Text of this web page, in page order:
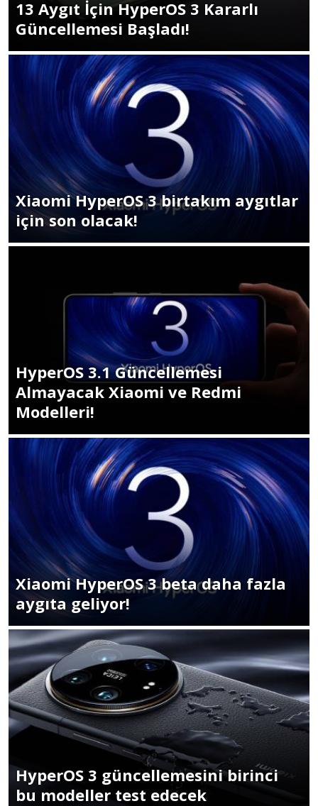
13 Aygıt İçin HyperOS 3 Kararlı
Güncellemesi Başladı!
Xiaomi HyperOS 3 birtakım aygıtlar
için son olacak!
HyperOS 3.1 Güncellemesi
Almayacak Xiaomi ve Redmi
Modelleri!
Xiaomi HyperOS 3 beta daha fazla
aygıta geliyor!
HyperOS 3 güncellemesini birinci
bu modeller test edecek